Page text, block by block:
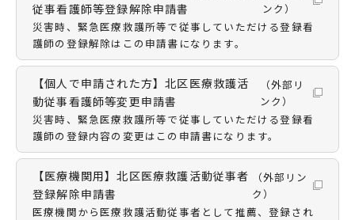
従事看護師等登録解除申請書
ンク）
災害時、緊急医療救護所等で従事していただける登録看
護師の登録解除はこの申請書になります。
【個人で申請された方】北区医療救護活
動従事看護師等変更申請書
（外部リ
ンク）
災害時、緊急医療救護所等で従事していただける登録看
護師の登録内容の変更はこの申請書になります。
【医療機関用】北区医療救護活動従事者
登録解除申請書
（外部リン
ク）
医療機関から医療救護活動従事者として推薦、登録され